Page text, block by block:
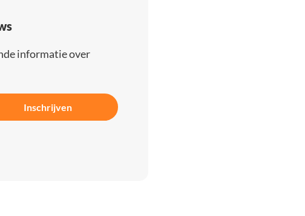
informatie over
Inschrijven